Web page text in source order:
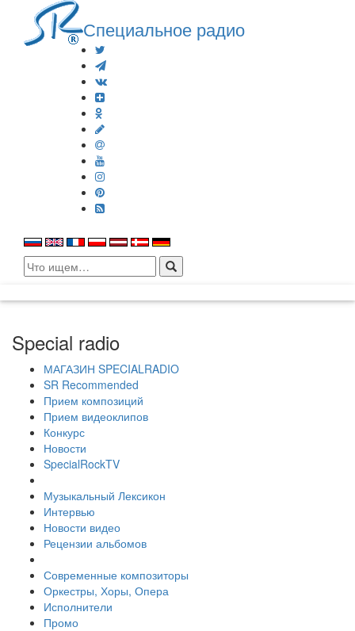
Специальное радио
Search
for:
Special radio
МАГАЗИН SPECIALRADIO
SR Recommended
Прием композиций
Прием видеоклипов
Конкурс
Новости
SpecialRockTV
Музыкальный Лексикон
Интервью
Новости видео
Рецензии альбомов
Современные композиторы
Оркестры, Хоры, Опера
Исполнители
Промо